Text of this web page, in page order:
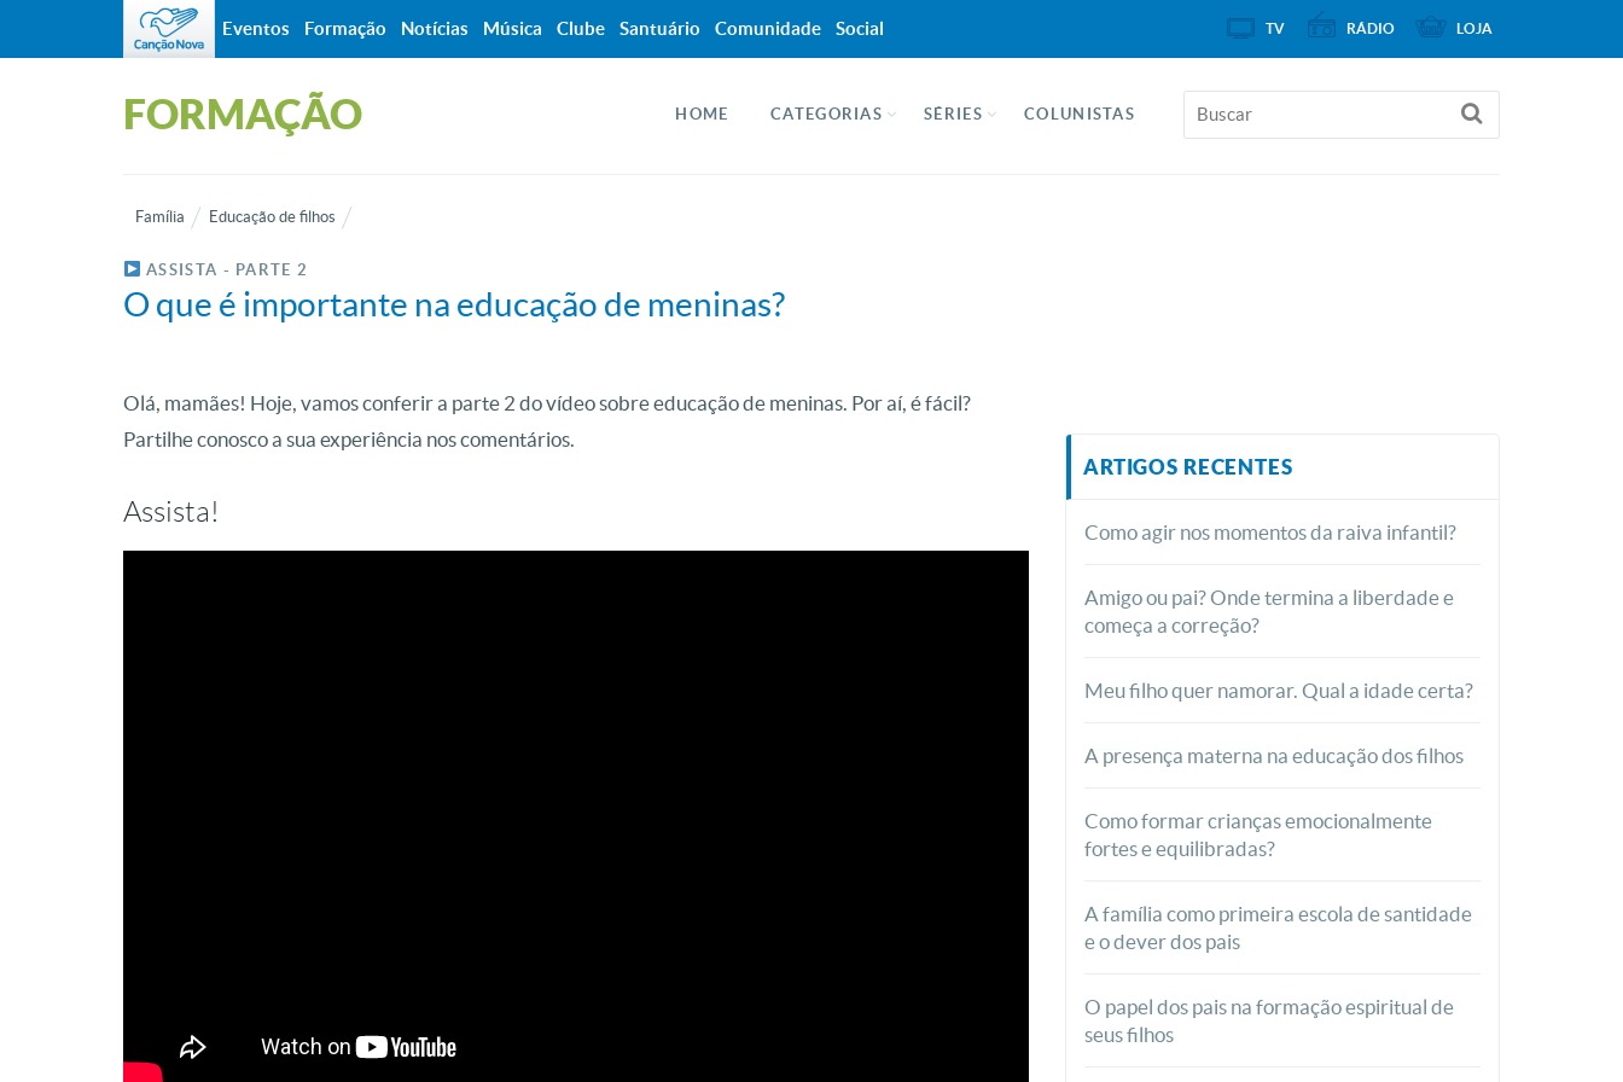
FORMAÇÃO HOME CATEGORIAS SÉRIES COLUNISTAS
Família Educação de filhos
ASSISTA - PARTE 2
O que é importante na educação de meninas?
Olá, mamães! Hoje, vamos conferir a parte 2 do vídeo sobre educação de meninas. Por aí, é fácil?
Partilhe conosco a sua experiência nos comentários.
Assista!
ARTIGOS RECENTES
Como agir nos momentos da raiva infantil?
Amigo ou pai? Onde termina a liberdade e
começa a correção?
Meu filho quer namorar. Qual a idade certa?
A presença materna na educação dos filhos
Como formar crianças emocionalmente
fortes e equilibradas?
A família como primeira escola de santidade
e o dever dos pais
O papel dos pais na formação espiritual de
seus filhos
Eventos Formação Notícias Música Clube Santuário Comunidade Social TV RÁDIO LOJA